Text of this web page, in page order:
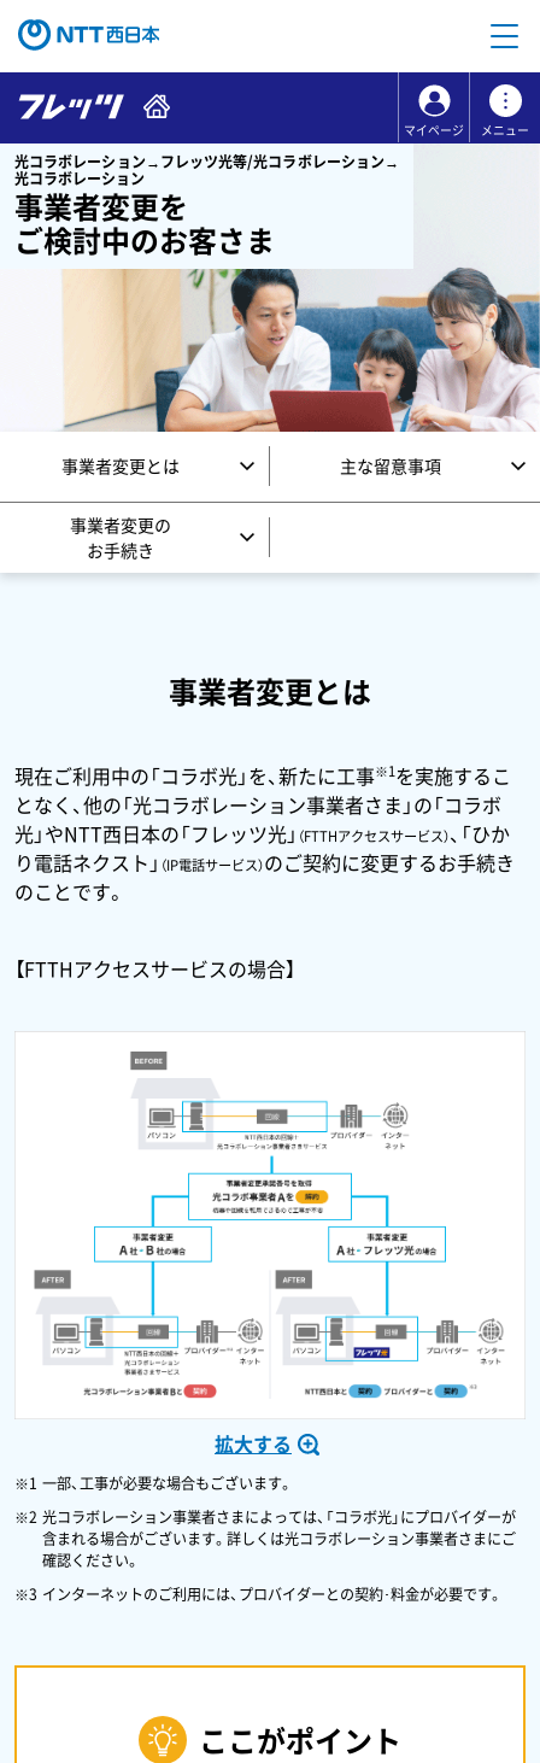
コンテンツのリンクナビゲーションへ移動
マイページ メニュー
光コラボレーション→フレッツ光等/光コラボレーション→
光コラボレーション
事業者変更を
ご検討中のお客さま
事業者変更とは 主な留意事項
事業者変更の
お手続き
事業者変更とは
現在ご利用中の「コラボ光」を、新たに工事※1を実施するこ
となく、他の「光コラボレーション事業者さま」の「コラボ
光」やNTT西日本の「フレッツ光」 （FTTHアクセスサービス）、「ひか
り電話ネクスト」 （IP電話サービス）のご契約に変更するお手続き
のことです。
【FTTHアクセスサービスの場合】
拡大する
一部、工事が必要な場合もございます。
光コラボレーション事業者さまによっては、「コラボ光」にプロバイダーが
含まれる場合がございます。詳しくは光コラボレーション事業者さまにご
確認ください。
インターネットのご利用には、プロバイダーとの契約･料金が必要です。
ここがポイント